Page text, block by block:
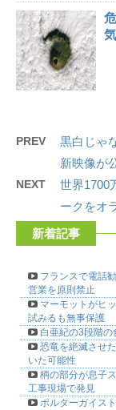
PREV
黒白じゃ
新映像が
NEXT
世界1700
ークをオ
新着記事
フランスで電話
営業を原則禁止
マーモットがヒ
試みるも無事保護
白亜紀の3段階
恐竜を絶滅させ
いた可能性
柄の部分が息子
工事現場で発見
ポルターガイス